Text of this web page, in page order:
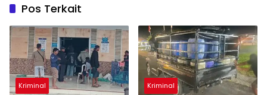
Pos Terkait
Kriminal Kriminal